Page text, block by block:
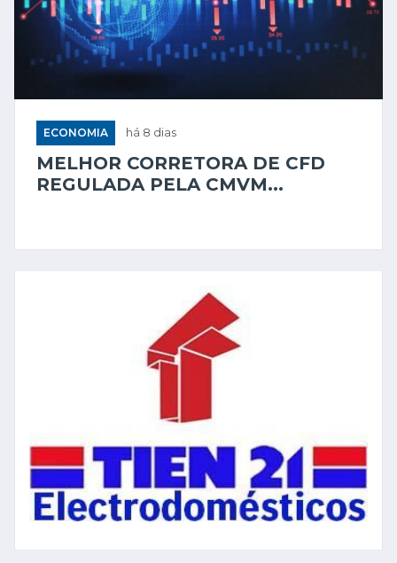
ECONOMIA há 8 dias
MELHOR CORRETORA DE CFD
REGULADA PELA CMVM...